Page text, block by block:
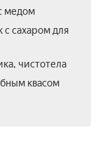
медом
с сахаром для
чистотела
квасом